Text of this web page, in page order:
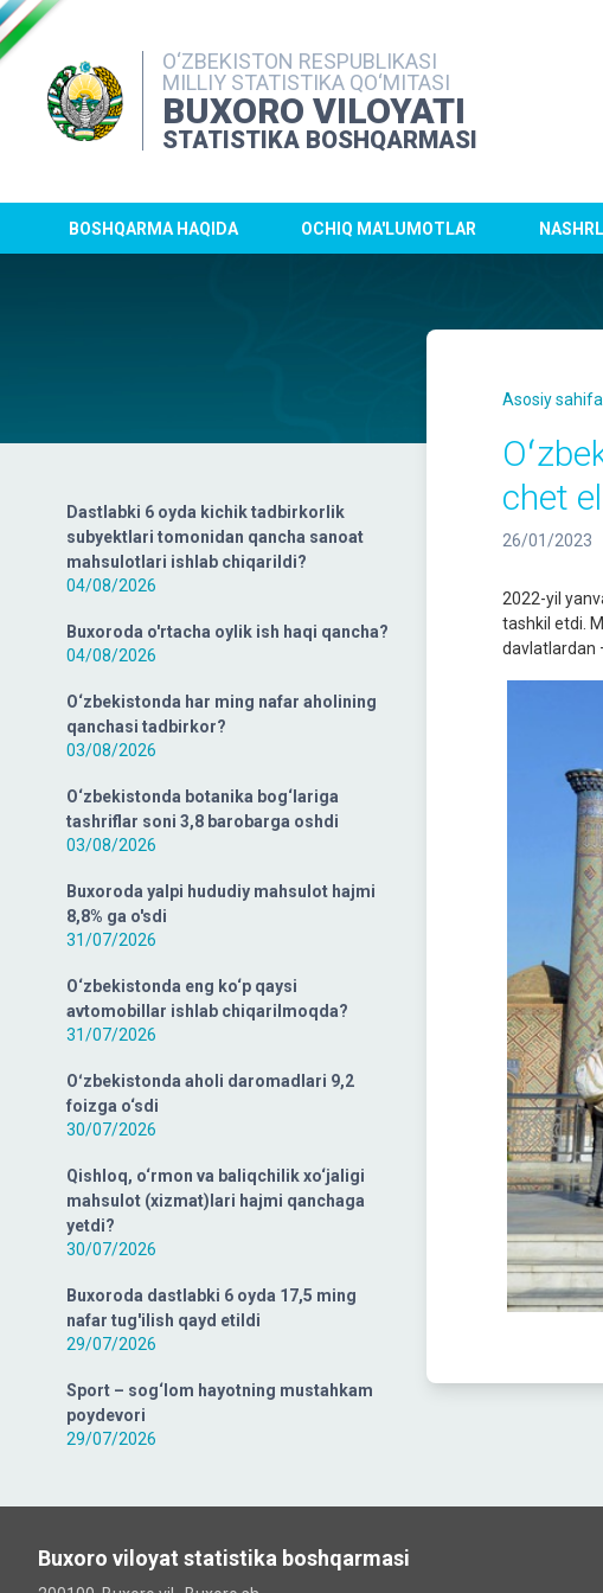
O‘ZBEKISTON RESPUBLIKASI
MILLIY STATISTIKA QO‘MITASI
BUXORO VILOYATI
STATISTIKA BOSHQARMASI
BOSHQARMA HAQIDA OCHIQ MA'LUMOTLAR
Dastlabki 6 oyda kichik tadbirkorlik
subyektlari tomonidan qancha sanoat
mahsulotlari ishlab chiqarildi?
04/08/2026
Buxoroda o'rtacha oylik ish haqi qancha?
04/08/2026
O‘zbekistonda har ming nafar aholining
qanchasi tadbirkor?
03/08/2026
O‘zbekistonda botanika bog‘lariga
tashriflar soni 3,8 barobarga oshdi
03/08/2026
Buxoroda yalpi hududiy mahsulot hajmi
8,8% ga o'sdi
31/07/2026
O‘zbekistonda eng ko‘p qaysi
avtomobillar ishlab chiqarilmoqda?
31/07/2026
Oʻzbekistonda aholi daromadlari 9,2
foizga o‘sdi
30/07/2026
Qishloq, o‘rmon va baliqchilik xo‘jaligi
mahsulot (xizmat)lari hajmi qanchaga
yetdi?
30/07/2026
Buxoroda dastlabki 6 oyda 17,5 ming
nafar tug'ilish qayd etildi
29/07/2026
Sport – sog‘lom hayotning mustahkam
poydevori
29/07/2026
Asosiy sahifa
chet
26/01/2023
2022-yil
tashkil etdi.
davlatlardan
Buxoro viloyat statistika boshqarmasi